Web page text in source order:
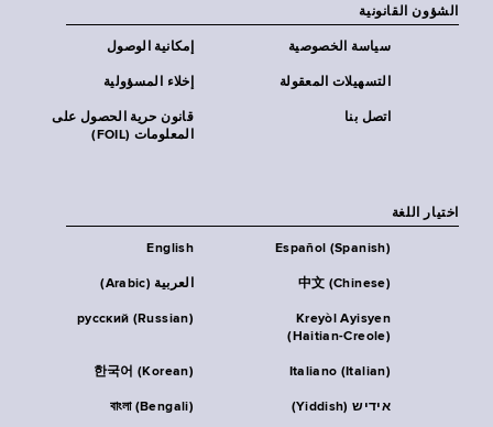
الشؤون القانونية
إمكانية الوصول سياسة الخصوصية
إخلاء المسؤولية التسهيلات المعقولة
قانون حرية الحصول على
المعلومات (FOIL)
اتصل بنا
اختيار اللغة
English Español (Spanish)
العربية (Arabic) 中文 (Chinese)
русский (Russian)
Kreyòl Ayisyen
(Haitian-Creole)
한국어 (Korean) Italiano (Italian)
বাংলা (Bengali) אידיש (Yiddish)